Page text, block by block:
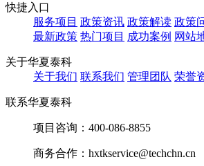
快捷入口
服务项目 政策资讯 政策解读 政策
最新政策 热门项目 成功案例 网站
关于华夏泰科
关于我们 联系我们 管理团队 荣誉
联系华夏泰科
项目咨询： 400-086-8855
商务合作： hxtkservice@techchn.cn